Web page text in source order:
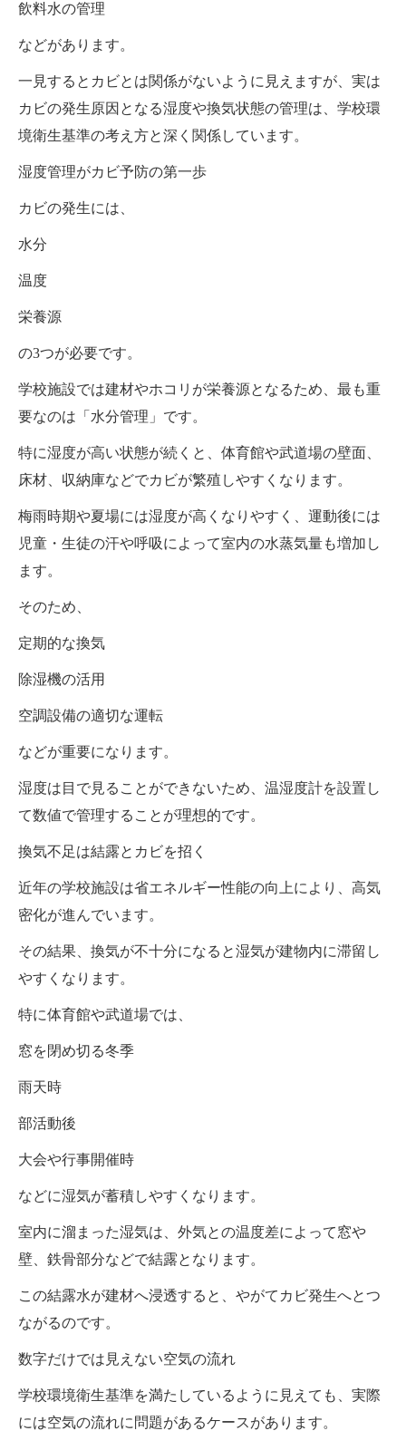
飲料水の管理
などがあります。
一見するとカビとは関係がないように見えますが、実は
カビの発生原因となる湿度や換気状態の管理は、学校環
境衛生基準の考え方と深く関係しています。
湿度管理がカビ予防の第一歩
カビの発生には、
水分
温度
栄養源
の3つが必要です。
学校施設では建材やホコリが栄養源となるため、最も重
要なのは「水分管理」です。
特に湿度が高い状態が続くと、体育館や武道場の壁面、
床材、収納庫などでカビが繁殖しやすくなります。
梅雨時期や夏場には湿度が高くなりやすく、運動後には
児童・生徒の汗や呼吸によって室内の水蒸気量も増加し
ます。
そのため、
定期的な換気
除湿機の活用
空調設備の適切な運転
などが重要になります。
湿度は目で見ることができないため、温湿度計を設置し
て数値で管理することが理想的です。
換気不足は結露とカビを招く
近年の学校施設は省エネルギー性能の向上により、高気
密化が進んでいます。
その結果、換気が不十分になると湿気が建物内に滞留し
やすくなります。
特に体育館や武道場では、
窓を閉め切る冬季
雨天時
部活動後
大会や行事開催時
などに湿気が蓄積しやすくなります。
室内に溜まった湿気は、外気との温度差によって窓や
壁、鉄骨部分などで結露となります。
この結露水が建材へ浸透すると、やがてカビ発生へとつ
ながるのです。
数字だけでは見えない空気の流れ
学校環境衛生基準を満たしているように見えても、実際
には空気の流れに問題があるケースがあります。